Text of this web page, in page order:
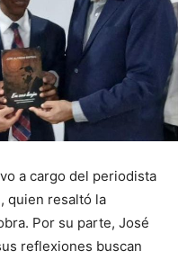
a cargo del periodista
quien resaltó la
Por su parte, José
reflexiones buscan